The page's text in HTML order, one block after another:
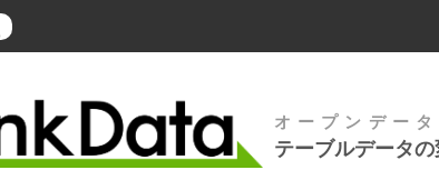
オープンデー
テーブルデータ